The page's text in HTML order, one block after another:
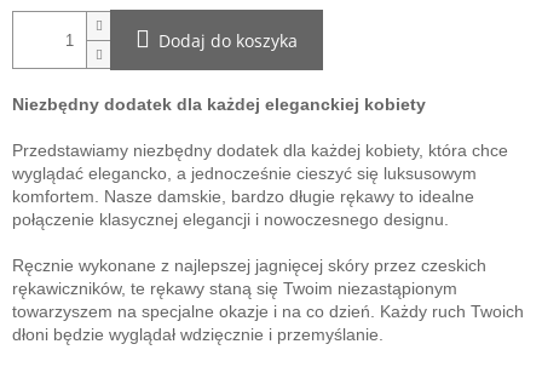
Dodaj do koszyka
Niezbędny dodatek dla każdej eleganckiej kobiety
Przedstawiamy niezbędny dodatek dla każdej kobiety, która chce
wyglądać elegancko, a jednocześnie cieszyć się luksusowym
komfortem. Nasze damskie, bardzo długie rękawy to idealne
połączenie klasycznej elegancji i nowoczesnego designu.
Ręcznie wykonane z najlepszej jagnięcej skóry przez czeskich
rękawiczników, te rękawy staną się Twoim niezastąpionym
towarzyszem na specjalne okazje i na co dzień. Każdy ruch Twoich
dłoni będzie wyglądał wdzięcznie i przemyślanie.